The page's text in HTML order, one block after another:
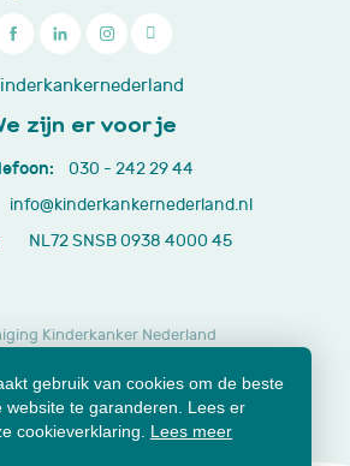
gebruik van cookies om de beste
website te garanderen. Lees er
cookieverklaring. Lees meer

242
29
44
zijn er voor je
030 - 242 29 44
info@kinderkankernederland.nl
NL72 SNSB 0938 4000 45
Kinderkanker Nederland
Jaarverslagen en documenten
Klachtenformulier